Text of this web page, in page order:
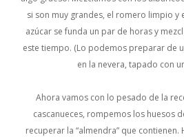
si son muy grandes, el romero limpio y
azúcar se funda un par de horas y
este tiempo. (Lo podemos preparar de
en la nevera, tapado con
Ahora vamos con lo pesado de la
cascanueces, rompemos los huesos
recuperar la “almendra” que